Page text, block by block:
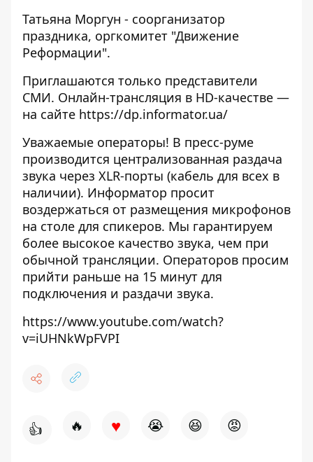
Татьяна Моргун - соорганизатор
праздника, оргкомитет "Движение
Реформации".
Приглашаются только представители
СМИ. Онлайн-трансляция в HD-качестве —
на сайте https://dp.informator.ua/
Уважаемые операторы! В пресс-руме
производится централизованная раздача
звука через XLR-порты (кабель для всех в
наличии). Информатор просит
воздержаться от размещения микрофонов
на столе для спикеров. Мы гарантируем
более высокое качество звука, чем при
обычной трансляции. Операторов просим
прийти раньше на 15 минут для
подключения и раздачи звука.
https://www.youtube.com/watch?
v=iUHNkWpFVPI
👍 🔥 ♥ 😭 😆 😡